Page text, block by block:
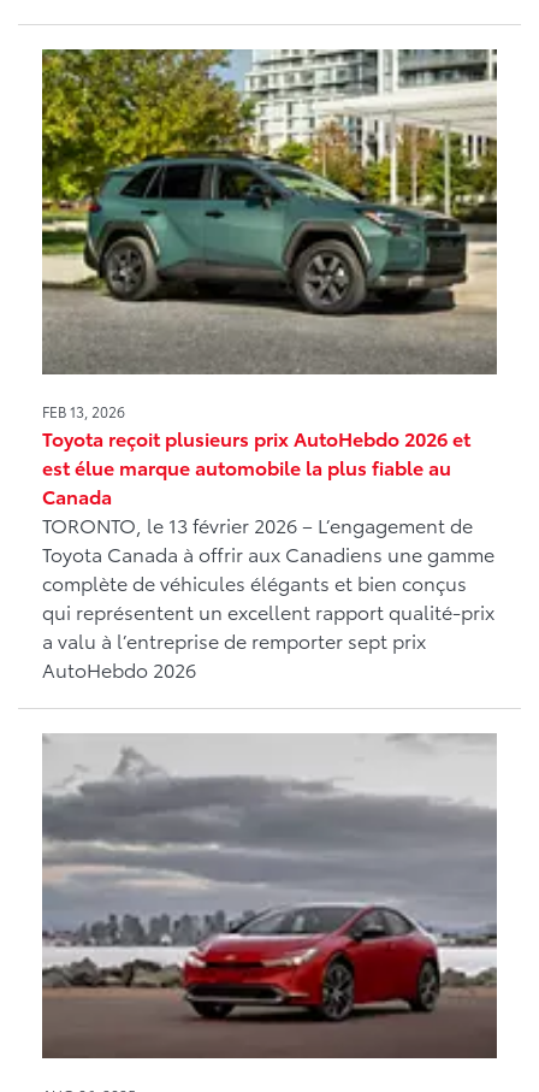
FEB 13, 2026
Toyota reçoit plusieurs prix AutoHebdo 2026 et
est élue marque automobile la plus fiable au
Canada
TORONTO, le 13 février 2026 – L’engagement de
Toyota Canada à offrir aux Canadiens une gamme
complète de véhicules élégants et bien conçus
qui représentent un excellent rapport qualité-prix
a valu à l’entreprise de remporter sept prix
AutoHebdo 2026